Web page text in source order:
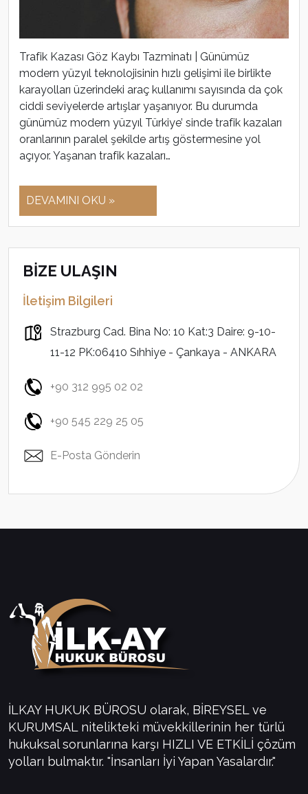
Trafik Kazası Göz Kaybı Tazminatı | Günümüz
modern yüzyıl teknolojisinin hızlı gelişimi ile birlikte
karayolları üzerindeki araç kullanımı sayısında da çok
ciddi seviyelerde artışlar yaşanıyor. Bu durumda
günümüz modern yüzyıl Türkiye’ sinde trafik kazaları
oranlarının paralel şekilde artış göstermesine yol
açıyor. Yaşanan trafik kazaları…
DEVAMINI OKU »
BİZE ULAŞIN
İletişim Bilgileri
Strazburg Cad. Bina No: 10 Kat:3 Daire: 9-10-
11-12 PK:06410 Sıhhiye - Çankaya - ANKARA
+90 312 995 02 02
+90 545 229 25 05
E-Posta Gönderin
İLKAY HUKUK BÜROSU olarak, BİREYSEL ve
KURUMSAL nitelikteki müvekkillerinin her türlü
hukuksal sorunlarına karşı HIZLI VE ETKİLİ çözüm
yolları bulmaktır. "İnsanları İyi Yapan Yasalardır."